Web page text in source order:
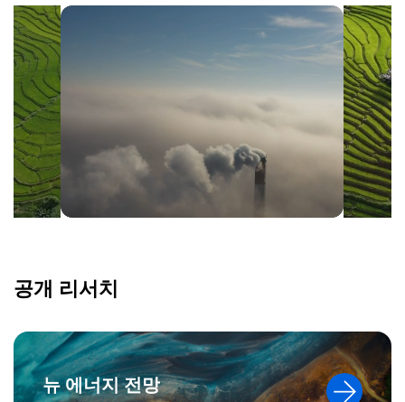
공개 리서치
뉴 에너지 전망